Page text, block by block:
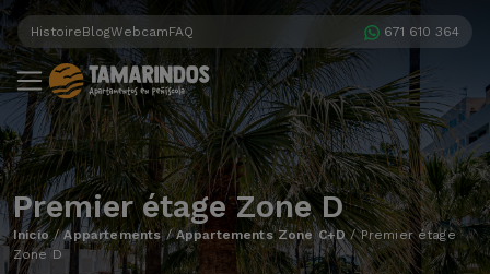
HistoireBlogWebcamFAQ 671 610 364
Premier étage Zone D
Inicio/Appartements/Appartements Zone C+D/Premier étage
Zone D